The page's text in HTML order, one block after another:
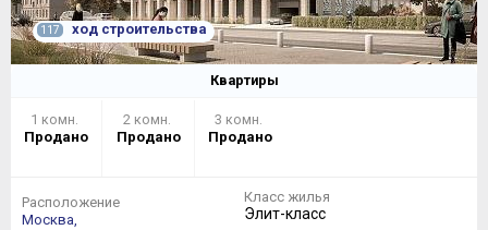
117 ход строительства
Квартиры
1 комн.
Продано
2 комн.
Продано
3 комн.
Продано
Расположение
Москва,
Класс жилья
Элит-класс